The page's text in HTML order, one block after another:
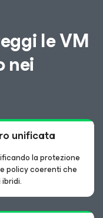
le VM
nei
unificata
la protezione
policy coerenti che